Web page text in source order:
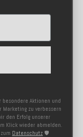
Aktionen und
zu verbessern
den Erfolg unserer
Klick wieder abmelden.
Datenschutz 🛡️